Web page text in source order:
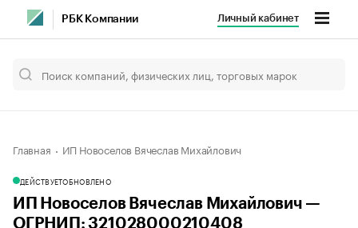
РБК Компании Личный кабинет
Главная ИП Новоселов Вячеслав Михайлович
ДЕЙСТВУЕТОБНОВЛЕНО
ИП Новоселов Вячеслав Михайлович —
ОГРНИП: 321028000210408